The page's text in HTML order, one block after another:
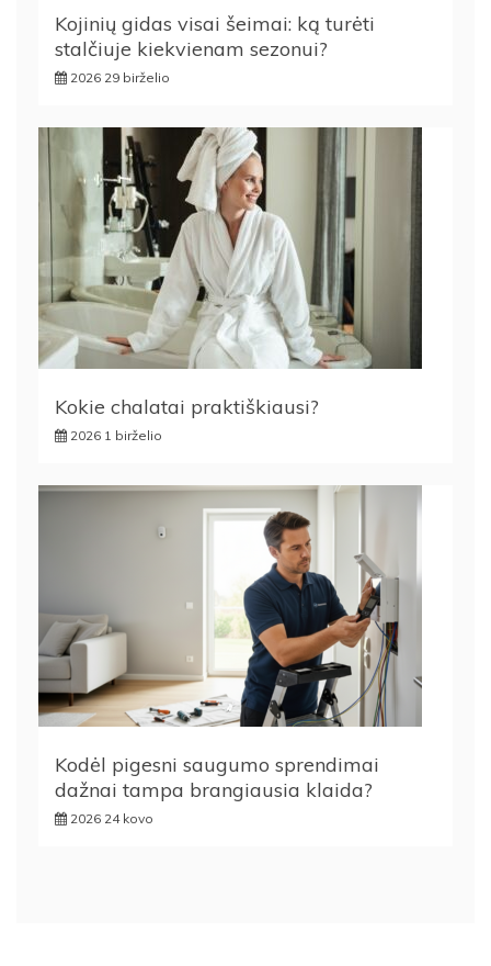
Kojinių gidas visai šeimai: ką turėti
stalčiuje kiekvienam sezonui?
2026 29 birželio
Kokie chalatai praktiškiausi?
2026 1 birželio
Kodėl pigesni saugumo sprendimai
dažnai tampa brangiausia klaida?
2026 24 kovo